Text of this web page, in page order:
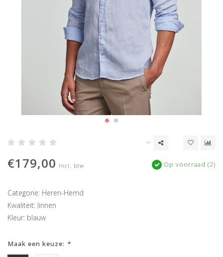
€179,00 Incl. btw Op voorraad (2)
Categorie: Heren-Hemd
Kwaliteit: linnen
Kleur: blauw
Maak een keuze: *